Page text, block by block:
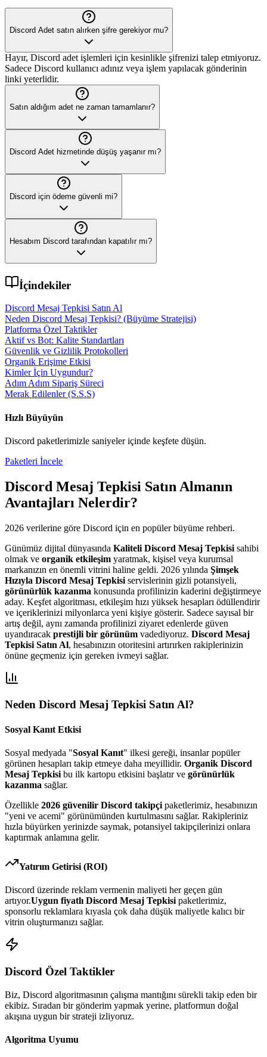
Discord Adet satın alırken şifre gerekiyor mu?
Hayır, Discord adet işlemleri için kesinlikle şifrenizi talep etmiyoruz.
Sadece Discord kullanıcı adınız veya işlem yapılacak gönderinin
linki yeterlidir.
Satın aldığım adet ne zaman tamamlanır?
Discord Adet hizmetinde düşüş yaşanır mı?
Discord için ödeme güvenli mi?
Hesabım Discord tarafından kapatılır mı?
İçindekiler
Discord Mesaj Tepkisi Satın Al
Neden Discord Mesaj Tepkisi? (Büyüme Stratejisi)
Platforma Özel Taktikler
Aktif vs Bot: Kalite Standartları
Güvenlik ve Gizlilik Protokolleri
Organik Erişime Etkisi
Kimler İçin Uygundur?
Adım Adım Sipariş Süreci
Merak Edilenler (S.S.S)
Hızlı Büyüyün
Discord paketlerimizle saniyeler içinde keşfete düşün.
Paketleri İncele
Discord Mesaj Tepkisi Satın Almanın
Avantajları Nelerdir?
2026 verilerine göre Discord için en popüler büyüme rehberi.
Günümüz dijital dünyasında Kaliteli Discord Mesaj Tepkisi sahibi
olmak ve organik etkileşim yaratmak, kişisel veya kurumsal
markanızın en önemli vitrini haline geldi. 2026 yılında Şimşek
Hızıyla Discord Mesaj Tepkisi servislerinin gizli potansiyeli,
görünürlük kazanma konusunda profilinizin kaderini değiştirmeye
aday. Keşfet algoritması, etkileşim hızı yüksek hesapları ödüllendirir
ve içeriklerinizi milyonlarca yeni kişiye gösterir. Sadece sayısal bir
artış değil, aynı zamanda profilinizi ziyaret edenlerde güven
uyandıracak prestijli bir görünüm vadediyoruz. Discord Mesaj
Tepkisi Satın Al, hesabınızın otoritesini artırırken rakiplerinizin
önüne geçmeniz için gereken ivmeyi sağlar.
Neden Discord Mesaj Tepkisi Satın Al?
Sosyal Kanıt Etkisi
Sosyal medyada "Sosyal Kanıt" ilkesi gereği, insanlar popüler
görünen hesapları takip etmeye daha meyillidir. Organik Discord
Mesaj Tepkisi bu ilk kartopu etkisini başlatır ve görünürlük
kazanma sağlar.
Özellikle 2026 güvenilir Discord takipçi paketlerimiz, hesabınızın
"yeni ve acemi" görünümünden kurtulmasını sağlar. Rakipleriniz
hızla büyürken yerinizde saymak, potansiyel takipçilerinizi onlara
kaptırmak anlamına gelir.
Yatırım Getirisi (ROI)
Discord üzerinde reklam vermenin maliyeti her geçen gün
artıyor.Uygun fiyatlıDiscord Mesaj Tepkisipaketlerimiz,
sponsorlu reklamlara kıyasla çok daha düşük maliyetle kalıcı bir
vitrin oluşturmanızı sağlar.
Discord Özel Taktikler
Biz, Discord algoritmasının çalışma mantığını sürekli takip eden bir
ekibiz. Sıradan bir gönderim yapmak yerine, platformun doğal
akışına uygun bir strateji izliyoruz.
Algoritma Uyumu